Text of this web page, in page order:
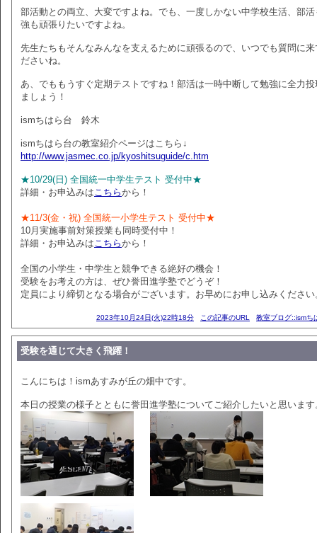
部活動との両立、大変ですよね。でも、一度しかない中学校生活、部活
強も頑張りたいですよね。
先生たちもそんなみんなを支えるために頑張るので、いつでも質問に来
ださいね。
あ、でももうすぐ定期テストですね！部活は一時中断して勉強に全力投
ましょう！
ismちはら台 鈴木
ismちはら台の教室紹介ページはこちら↓
http://www.jasmec.co.jp/kyoshitsuguide/c.htm
★10/29(日) 全国統一中学生テスト 受付中★
詳細・お申込みはこちらから！
★11/3(金・祝) 全国統一小学生テスト 受付中★
10月実施事前対策授業も同時受付中！
詳細・お申込みはこちらから！
全国の小学生・中学生と競争できる絶好の機会！
受験をお考えの方は、ぜひ誉田進学塾でどうぞ！
定員により締切となる場合がございます。お早めにお申し込みください
2023年10月24日(火)22時18分 この記事のURL 教室ブログ::ismち
受験を通じて大きく飛躍！
こんにちは！ismあすみが丘の畑中です。
本日の授業の様子とともに誉田進学塾についてご紹介したいと思います